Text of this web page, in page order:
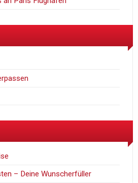
– Deine Wunscherfüller